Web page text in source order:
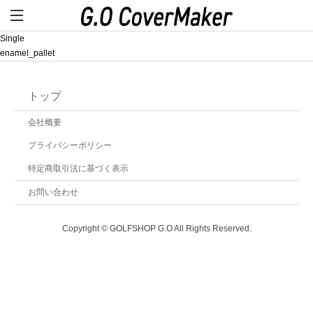
Single
enamel_pallet
トップ
会社概要
プライバシーポリシー
特定商取引法に基づく表示
お問い合わせ
Copyright © GOLFSHOP G.O All Rights Reserved.